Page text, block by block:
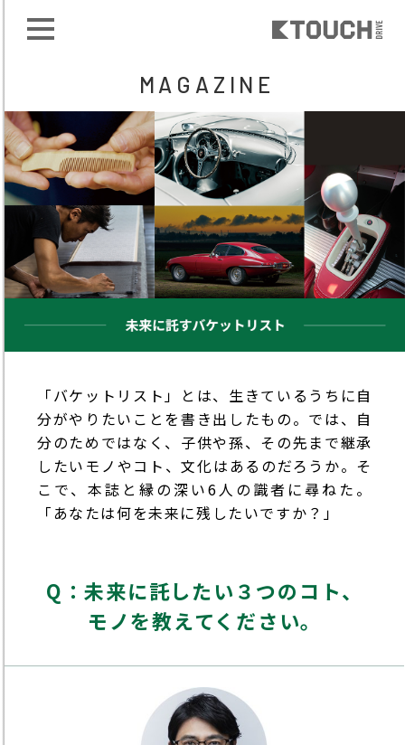
MAGAZINE
「バケットリスト」とは、生きているうちに自
分がやりたいことを書き出したもの。では、自
分のためではなく、子供や孫、その先まで継承
したいモノやコト、文化はあるのだろうか。そ
こで、本誌と縁の深い6人の識者に尋ねた。
「あなたは何を未来に残したいですか？」
Q：未来に託したい３つのコト、
モノを教えてください。